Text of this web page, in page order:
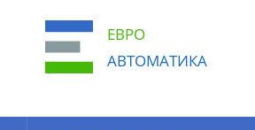
ЕВРО
АВТОМАТИКА